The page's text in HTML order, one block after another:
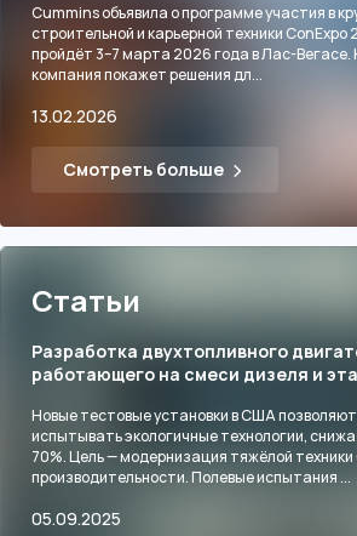
Cummins объявила о программе участия в
строительной и карьерной техники ConExpo
пройдёт 3–7 марта 2026 года в Лас-Вегасе.
компания покажет решения дл...
13.02.2026
Смотреть больше
Статьи
Разработка двухтопливного
работающего на смеси дизеля и
Новые тестовые установки в США
испытывать экологичные технологии,
70%. Цель — модернизация тяжёлой техники
производительности. Полевые испытания ...
05.09.2025